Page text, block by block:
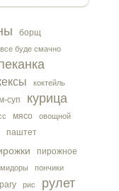
борщ
все буде смачно
коктейль
суп курица
мясо
овощной
паштет
пирожное
пончики
рагу рис рулет